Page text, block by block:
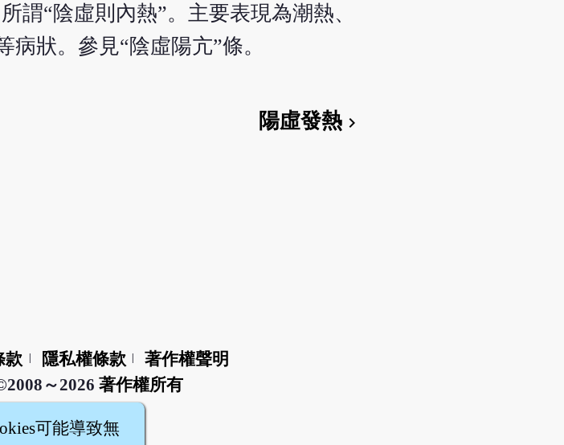
謂“陰虛則內熱”。主要表現為潮熱、
狀。參見“陰虛陽亢”條。
陽虛發熱chevron_right
款 隱私權條款
著作權聲明
～2026 著作權所有
可能導致無